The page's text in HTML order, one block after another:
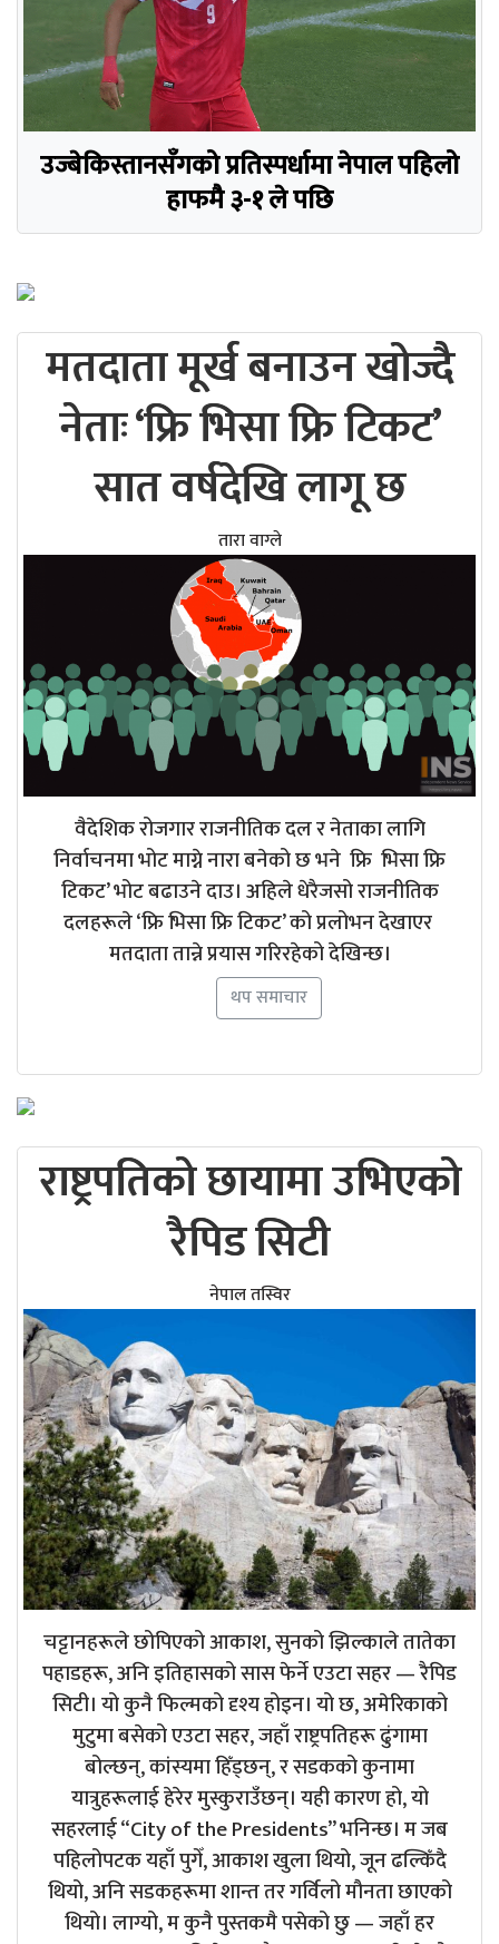
उज्बेकिस्तानसँगको प्रतिस्पर्धामा नेपाल पहिलो
हाफमै ३-१ ले पछि
मतदाता मूर्ख बनाउन खोज्दै
नेताः ‘फ्रि भिसा फ्रि टिकट’
सात वर्षदेखि लागू छ
तारा वाग्ले
वैदेशिक रोजगार राजनीतिक दल र नेताका लागि
निर्वाचनमा भोट माग्ने नारा बनेको छ भने फ्रि भिसा फ्रि
टिकट’ भोट बढाउने दाउ। अहिले धेरैजसो राजनीतिक
दलहरूले ‘फ्रि भिसा फ्रि टिकट’ को प्रलोभन देखाएर
मतदाता तान्ने प्रयास गरिरहेको देखिन्छ।
थप समाचार
राष्ट्रपतिको छायामा उभिएको
रैपिड सिटी
नेपाल तस्विर
चट्टानहरूले छोपिएको आकाश, सुनको झिल्काले तातेका
पहाडहरू, अनि इतिहासको सास फेर्ने एउटा सहर — रैपिड
सिटी। यो कुनै फिल्मको दृश्य होइन। यो छ, अमेरिकाको
मुटुमा बसेको एउटा सहर, जहाँ राष्ट्रपतिहरू ढुंगामा
बोल्छन्, कांस्यमा हिँड्छन्, र सडकको कुनामा
यात्रुहरूलाई हेरेर मुस्कुराउँछन्। यही कारण हो, यो
सहरलाई “City of the Presidents” भनिन्छ। म जब
पहिलोपटक यहाँ पुगेँ, आकाश खुला थियो, जून ढल्किँदै
थियो, अनि सडकहरूमा शान्त तर गर्विलो मौनता छाएको
थियो। लाग्यो, म कुनै पुस्तकमै पसेको छु — जहाँ हर